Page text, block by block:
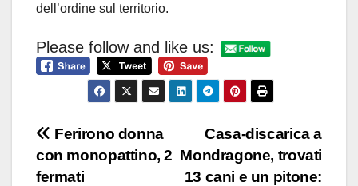
dell’ordine sul territorio.
Please follow and like us:
Navigazione
articoli
Casa-discarica a
Mondragone, trovati
13 cani e un pitone:
Ferirono donna
con monopattino, 2
fermati